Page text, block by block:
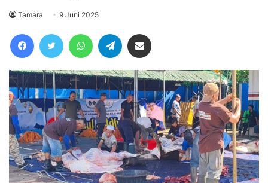
Tamara 9 Juni 2025
FacebookTwitter WhatsAppTelegram